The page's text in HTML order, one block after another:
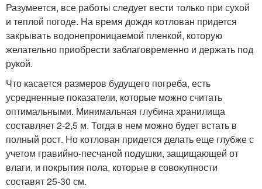
Разумеется, все работы следует вести только при сухой
и теплой погоде. На время дождя котлован придется
закрывать водонепроницаемой пленкой, которую
желательно приобрести заблаговременно и держать под
рукой.
Что касается размеров будущего погреба, есть
усредненные показатели, которые можно считать
оптимальными. Минимальная глубина хранилища
составляет 2-2,5 м. Тогда в нем можно будет встать в
полный рост. Но котлован придется делать еще глубже с
учетом гравийно-песчаной подушки, защищающей от
влаги, и покрытия пола, которые в совокупности
составят 25-30 см.